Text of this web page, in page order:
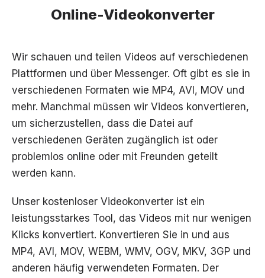
Online-Videokonverter
Wir schauen und teilen Videos auf verschiedenen
Plattformen und über Messenger. Oft gibt es sie in
verschiedenen Formaten wie MP4, AVI, MOV und
mehr. Manchmal müssen wir Videos konvertieren,
um sicherzustellen, dass die Datei auf
verschiedenen Geräten zugänglich ist oder
problemlos online oder mit Freunden geteilt
werden kann.
Unser kostenloser Videokonverter ist ein
leistungsstarkes Tool, das Videos mit nur wenigen
Klicks konvertiert. Konvertieren Sie in und aus
MP4, AVI, MOV, WEBM, WMV, OGV, MKV, 3GP und
anderen häufig verwendeten Formaten. Der